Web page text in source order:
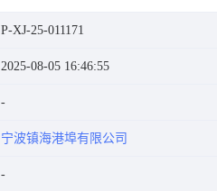
P-XJ-25-011171
2025-08-05 16:46:55
宁波镇海港埠有限公司